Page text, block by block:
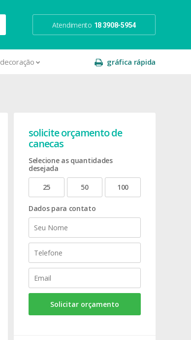
Atendimento 18 3908-5954
decoração gráfica rápida
solicite orçamento de
canecas
Selecione as quantidades
desejada
25
50 100
Dados para contato
Solicitar orçamento